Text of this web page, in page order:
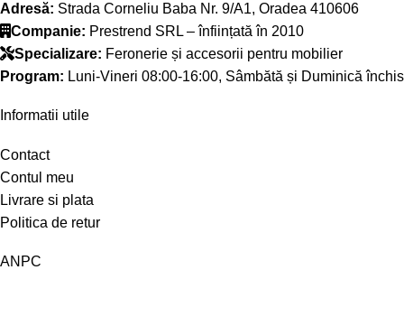
Adresă: Strada Corneliu Baba Nr. 9/A1, Oradea 410606
Companie: Prestrend SRL – înființată în 2010
Specializare: Feronerie și accesorii pentru mobilier
Program: Luni-Vineri 08:00-16:00, Sâmbătă și Duminică închis
Informatii utile
Contact
Contul meu
Livrare si plata
Politica de retur
ANPC